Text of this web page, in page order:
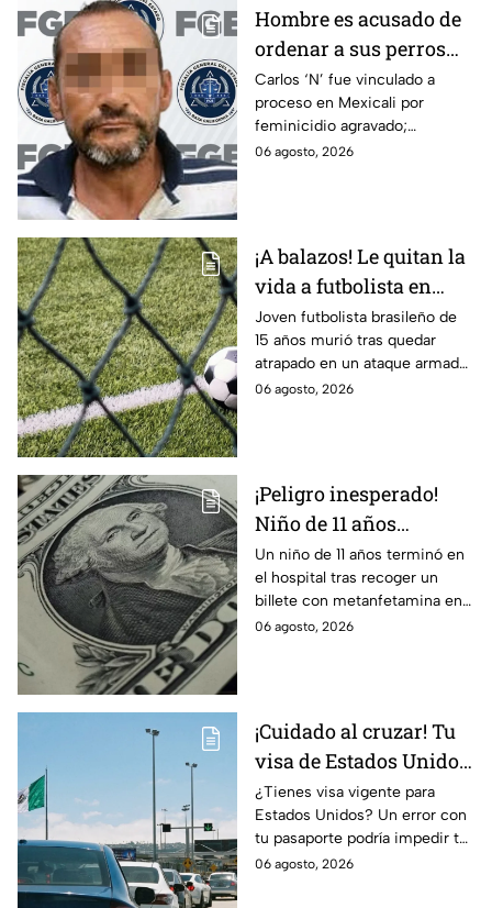
Hombre es acusado de
ordenar a sus perros
atacar a su hermana
con discapacidad
auditiva en Mexicali; lo
procesan por
Carlos ‘N’ fue vinculado a
proceso en Mexicali por
feminicidio agravado;
autoridades señalan un
06 agosto, 2026
¡A balazos! Le quitan la
vida a futbolista en
pleno partido
Joven futbolista brasileño de
15 años murió tras quedar
atrapado en un ataque armado
en Maceió. Autoridades
06 agosto, 2026
¡Peligro inesperado!
Niño de 11 años
termina en el hospital
tras recoger un billete
del suelo
Un niño de 11 años terminó en
el hospital tras recoger un
billete con metanfetamina en
Alabama. Autoridades
06 agosto, 2026
¡Cuidado al cruzar! Tu
visa de Estados Unidos
podría quedar
cancelada por este
error en el pasaporte
¿Tienes visa vigente para
Estados Unidos? Un error con
tu pasaporte podría impedir tu
entrada, incluso si el
06 agosto, 2026